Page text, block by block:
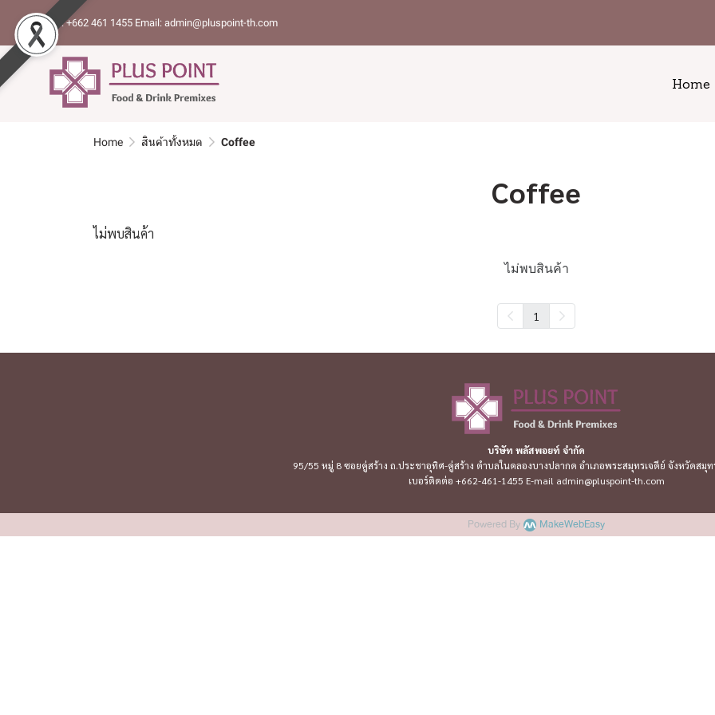
Tel: +662 461 1455 Email: admin@pluspoint-th.com
Home
Home สินค้าทั้งหมด Coffee
Coffee
ไม่พบสินค้า
ไม่พบสินค้า
1
บริษัท พลัสพอยท์ จำกัด
95/55 หมู่ 8 ซอยคู่สร้าง ถ.ประชาอุทิศ-คู่สร้าง ตำบลในคลองบางปลากด อำเภอพระสมุทรเจดีย์ จังหวัดสมุท
เบอร์ติดต่อ +662-461-1455 E-mail admin@pluspoint-th.com
Powered By MakeWebEasy